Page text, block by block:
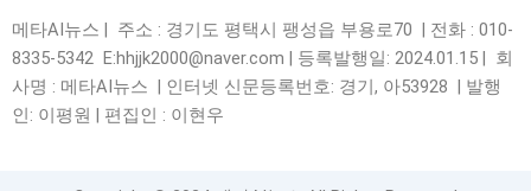
메타AI뉴스 | 주소 : 경기도 평택시 팽성읍 부용로70 | 전화 : 010-
8335-5342 E:hhjjk2000@naver.com | 등록발행일: 2024.01.15 | 회
사명 : 메타AI뉴스 | 인터넷 신문등록번호: 경기, 아53928 | 발행
인: 이평원 | 편집인 : 이현우